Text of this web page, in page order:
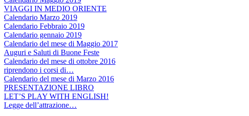
VIAGGI IN MEDIO ORIENTE
Calendario Marzo 2019
Calendario Febbraio 2019
Calendario gennaio 2019
Calendario del mese di Maggio 2017
Auguri e Saluti di Buone Feste
Calendario del mese di ottobre 2016
riprendono i corsi di…
Calendario del mese di Marzo 2016
PRESENTAZIONE LIBRO
LET’S PLAY WITH ENGLISH!
Legge dell’attrazione…